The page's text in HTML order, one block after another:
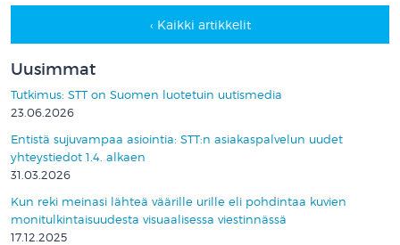
‹ Kaikki artikkelit
Uusimmat
Tutkimus: STT on Suomen luotetuin uutismedia
23.06.2026
Entistä sujuvampaa asiointia: STT:n asiakaspalvelun uudet
yhteystiedot 1.4. alkaen
31.03.2026
Kun reki meinasi lähteä väärille urille eli pohdintaa kuvien
monitulkintaisuudesta visuaalisessa viestinnässä
17.12.2025